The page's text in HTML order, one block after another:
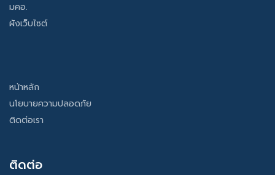
มคอ.
ผังเว็บไซต์
หน้าหลัก
นโยบายความปลอดภัย
ติดต่อเรา
ติดต่อ